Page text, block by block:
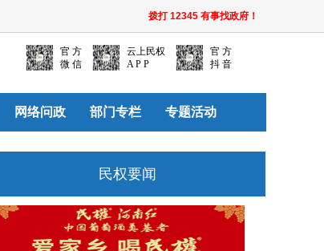
拨打 12345 有事找政府！
官 方
微 信
云上民权
A P P
官 方
抖 音
网络问政 部门专栏 专题活动
民权要闻